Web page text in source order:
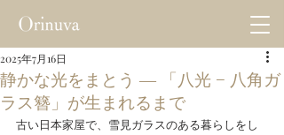
静かな光をまとう ― 「八光 − 八角ガ
ラス簪」が生まれるまで
2025年7月16日
古い日本家屋で、雪見ガラスのある暮らしをし